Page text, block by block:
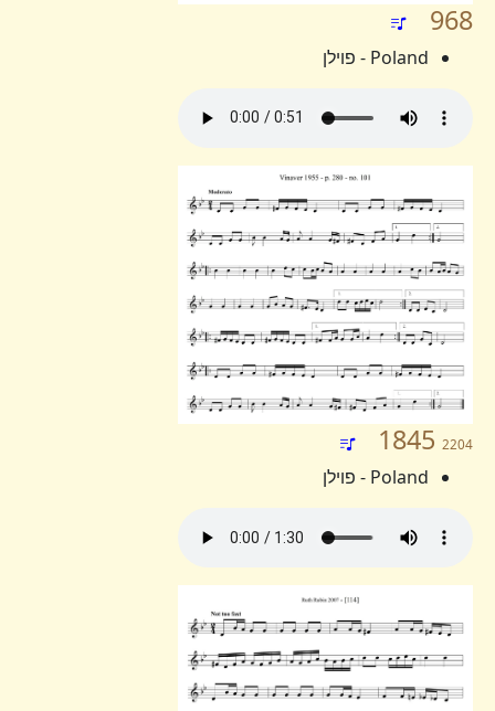
968
Poland - פוילן
1845 2204
Poland - פוילן